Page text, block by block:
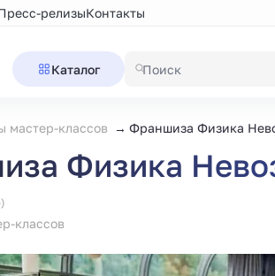
релизыКонтакты
Каталог
мастер-классов Франшиза Физика
Физика
классов